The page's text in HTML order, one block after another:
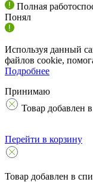
Полная
Понял
Используя данный
файлов cookie,
Подробнее
Принимаю
Товар добавлен
Перейти в корзину
Товар добавлен в